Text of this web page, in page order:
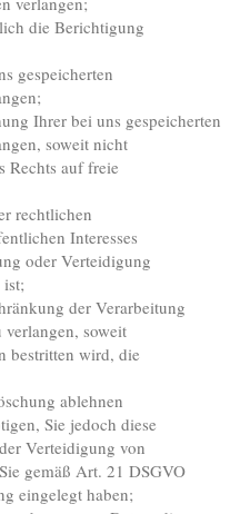
die Berichtigung
gespeicherten
Ihrer bei uns gespeicherten
soweit nicht
Rechts auf freie
rechtlichen
Interesses
oder Verteidigung
der Verarbeitung
verlangen, soweit
bestritten wird, die
ablehnen
Sie jedoch diese
Verteidigung von
gemäß Art. 21 DSGVO
eingelegt haben;